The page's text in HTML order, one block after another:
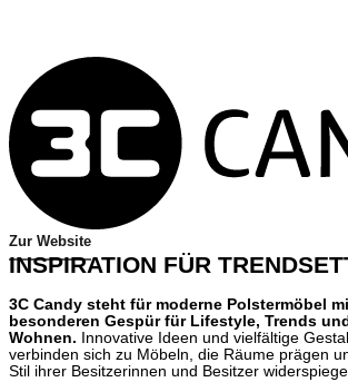
Zur Website
INSPIRATION FÜR
3C Candy steht für moderne Polstermöbel
besonderen Gespür für Lifestyle, Trends
Wohnen. Innovative Ideen und vielfältige
verbinden sich zu Möbeln, die Räume prägen
Stil ihrer Besitzerinnen und Besitzer